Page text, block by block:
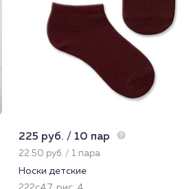
225 руб. / 10 пар
22.50 руб. / 1 пара
Носки детские